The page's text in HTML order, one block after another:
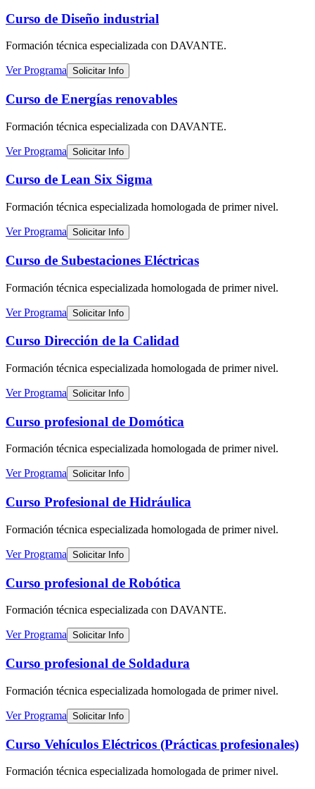
Curso de Diseño industrial
Formación técnica especializada con DAVANTE.
Ver Programa Solicitar Info
Curso de Energías renovables
Formación técnica especializada con DAVANTE.
Ver Programa Solicitar Info
Curso de Lean Six Sigma
Formación técnica especializada homologada de primer nivel.
Ver Programa Solicitar Info
Curso de Subestaciones Eléctricas
Formación técnica especializada homologada de primer nivel.
Ver Programa Solicitar Info
Curso Dirección de la Calidad
Formación técnica especializada homologada de primer nivel.
Ver Programa Solicitar Info
Curso profesional de Domótica
Formación técnica especializada homologada de primer nivel.
Ver Programa Solicitar Info
Curso Profesional de Hidráulica
Formación técnica especializada homologada de primer nivel.
Ver Programa Solicitar Info
Curso profesional de Robótica
Formación técnica especializada con DAVANTE.
Ver Programa Solicitar Info
Curso profesional de Soldadura
Formación técnica especializada homologada de primer nivel.
Ver Programa Solicitar Info
Curso Vehículos Eléctricos (Prácticas profesionales)
Formación técnica especializada homologada de primer nivel.